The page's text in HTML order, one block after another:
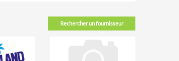
Rechercher un fournisseur